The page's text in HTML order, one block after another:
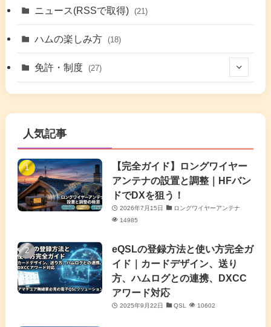
(17)
(6)
(42)
(5)
(1)
(4)
(3)
(41)
(26)
(7) (7)
(16)
(7)
(6)
(20)
(63)
(7)
(5)
(4)
(2)
(5)
ニュース(RSSで取得) (21)
ハムの楽しみ方 (18)
免許・制度 (27)
(5)
(4)
(1)
人気記事
【完全ガイド】ロングワイヤー
アンテナの設置と調整｜HFバン
ドでDXを狙う！
2026年7月15日
ロングワイヤーアンテナ
14985
eQSLの登録方法と使い方完全ガ
イド｜カードデザイン、送り
方、ハムログとの連携、DXCC
アワード対応
2025年9月22日 QSL 10602